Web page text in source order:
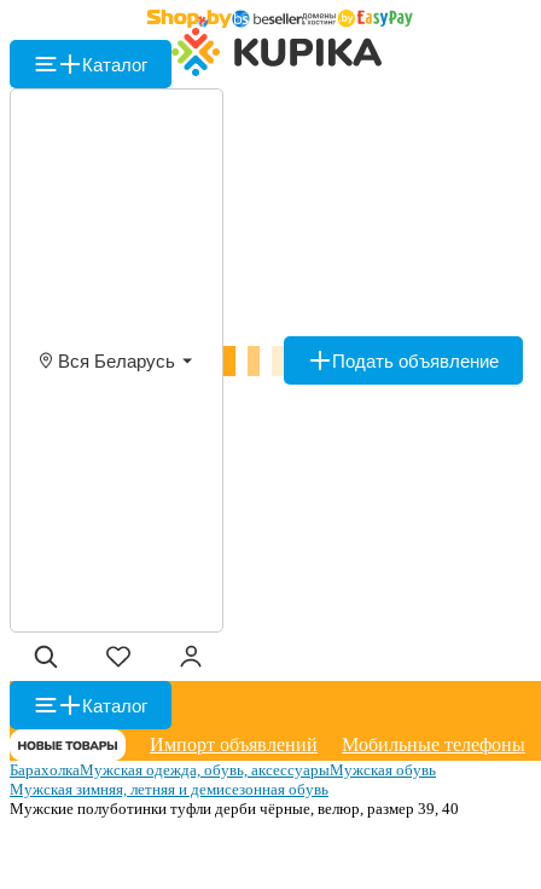
Каталог
Вся Беларусь Подать объявление
Каталог
Импорт объявлений
Мобильные телефоны
БарахолкаМужская одежда, обувь, аксессуарыМужская обувь
Мужская зимняя, летняя и демисезонная обувь
Мужские полуботинки туфли дерби чёрные, велюр, размер 39, 40